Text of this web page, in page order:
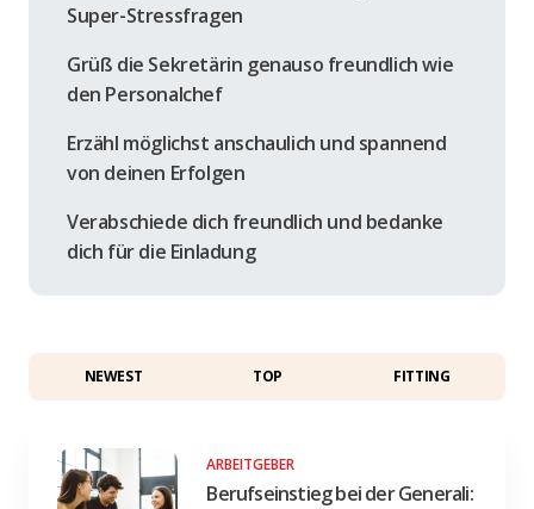
Super-Stressfragen
Grüß die Sekretärin genauso freundlich wie
den Personalchef
Erzähl möglichst anschaulich und spannend
von deinen Erfolgen
Verabschiede dich freundlich und bedanke
dich für die Einladung
NEWEST TOP FITTING
ARBEITGEBER
Berufseinstieg bei der Generali: